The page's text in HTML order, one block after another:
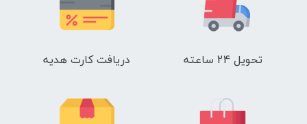
تحویل 24 ساعته دریافت کارت هدیه